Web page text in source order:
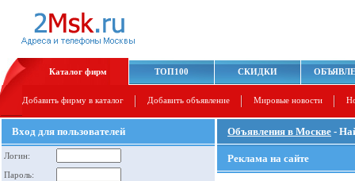
Каталог фирм ТОП100 СКИДКИ
Добавить фирму в каталог Добавить объявление Мировые новости
Вход для пользователей
Логин:
Пароль:
Объявления в Москве -
Реклама на сайте